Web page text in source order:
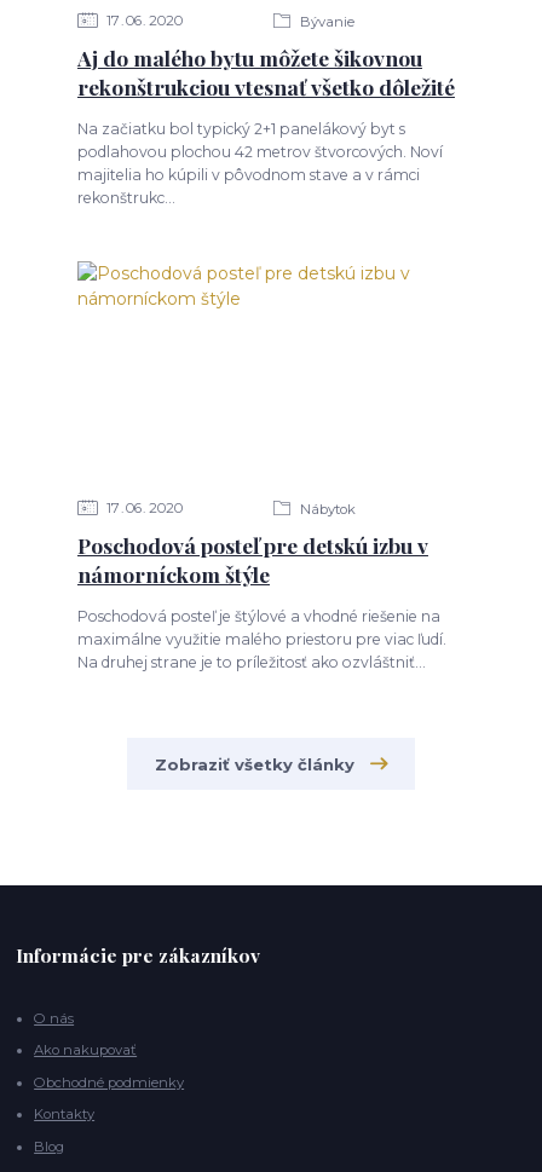
17 06 2020 Bývanie
Aj do malého bytu môžete šikovnou
rekonštrukciou vtesnať všetko dôležité
Na začiatku bol typický 2+1 panelákový byt s
podlahovou plochou 42 metrov štvorcových. Noví
majitelia ho kúpili v pôvodnom stave a v rámci
rekonštrukc...
17 06 2020 Nábytok
Poschodová posteľ pre detskú izbu v
námorníckom štýle
Poschodová posteľ je štýlové a vhodné riešenie na
maximálne využitie malého priestoru pre viac ľudí.
Na druhej strane je to príležitosť ako ozvláštniť...
Zobraziť všetky články
Informácie pre zákazníkov
O nás
Ako nakupovať
Obchodné podmienky
Kontakty
Blog